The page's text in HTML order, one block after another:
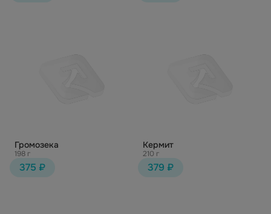
Громозека
198 г
375 ₽
Кермит
210 г
379 ₽